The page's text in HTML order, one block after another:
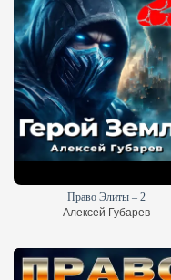
Право Элиты – 2
Алексей Губарев